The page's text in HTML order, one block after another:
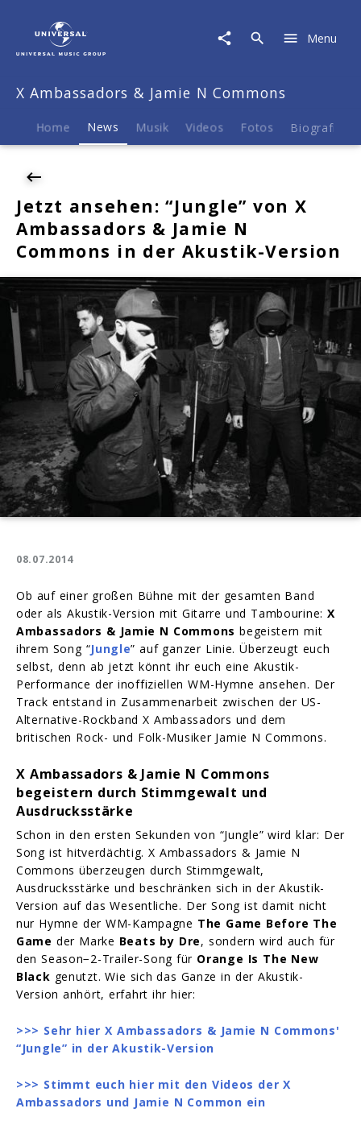
Ambassadors
Jamie
Commons
|
ansehen:
von
Ambassadors
Jamie
Commons
der
Akustik-
Version
Menu
X Ambassadors & Jamie N Commons
Home News Musik Videos Fotos Biografie
Jetzt ansehen: “Jungle” von X
Ambassadors & Jamie N
Commons in der Akustik-Version
08.07.2014
Ob auf einer großen Bühne mit der gesamten Band
oder als Akustik-Version mit Gitarre und Tambourine:X
Ambassadors & Jamie N Commons begeistern mit
ihrem Song “Jungle” auf ganzer Linie. Überzeugt euch
selbst, denn ab jetzt könnt ihr euch eine Akustik-
Performance der inoffiziellen WM-Hymne ansehen. Der
Track entstand in Zusammenarbeit zwischen der US-
Alternative-Rockband X Ambassadors und dem
britischen Rock- und Folk-Musiker Jamie N Commons.
X Ambassadors & Jamie N Commons
begeistern durch Stimmgewalt und
Ausdrucksstärke
Schon in den ersten Sekunden von “Jungle” wird klar: Der
Song ist hitverdächtig. X Ambassadors & Jamie N
Commons überzeugen durch Stimmgewalt,
Ausdrucksstärke und beschränken sich in der Akustik-
Version auf das Wesentliche. Der Song ist damit nicht
nur Hymne der WM-Kampagne The Game Before The
Game der Marke Beats by Dre, sondern wird auch für
den Season−2-Trailer-Song für Orange Is The New
Black genutzt. Wie sich das Ganze in der Akustik-
Version anhört, erfahrt ihr hier:
>>> Sehr hier X Ambassadors & Jamie N Commons'
“Jungle” in der Akustik-Version
>>> Stimmt euch hier mit den Videos der X
Ambassadors und Jamie N Common ein